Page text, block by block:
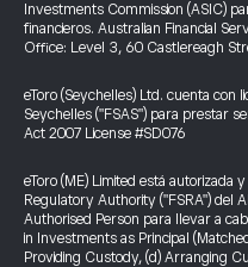
Investments Commission (ASIC)
financieros. Australian Financial
Office: Level 3, 60 Castlereagh
eToro (Seychelles) Ltd. cuenta con
Seychelles ("FSAS") para prestar
Act 2007 License #SD076
eToro (ME) Limited está autorizada
Regulatory Authority ("FSRA") del
Authorised Person para llevar a
in Investments as Principal
Providing Custody, (d) Arranging